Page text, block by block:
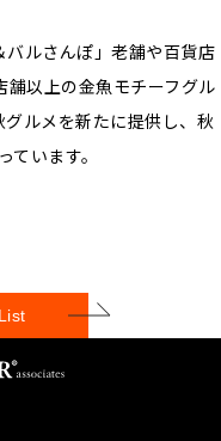
ルさんぽ」老舗や百貨店
以上の金魚モチーフグル
ルメを新たに提供し、秋
います。